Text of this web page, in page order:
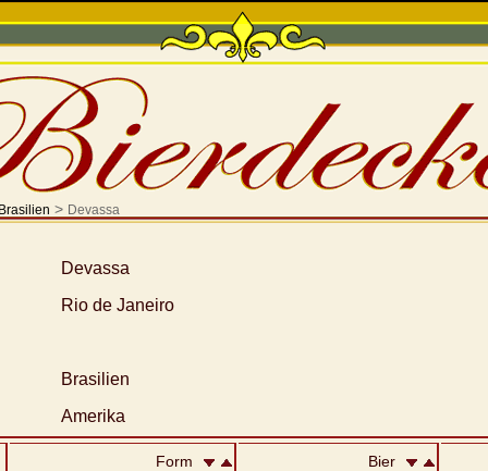
> Devassa
Devassa
Rio de Janeiro
Brasilien
Amerika
Form Bier